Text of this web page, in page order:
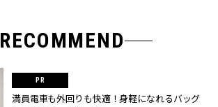
RECOMMEND
満員電車も外回りも快適！身軽になれるバッグ